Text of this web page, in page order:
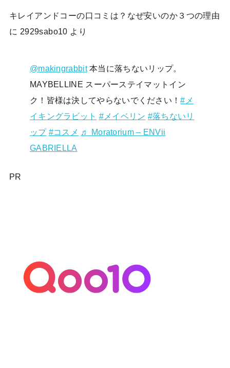
キレイアンドコーの口コミは？なぜ安いのか３つの理由
に 2929sabo10 より
@makingrabbit本当に落ちないリップ。
MAYBELLINE スーパーステイマットイン
ク！皆様は決してやらないでください！#メ
イキングラビット #メイベリン #落ちないリ
ップ #コスメ ♬ Moratorium – ENVii
GABRIELLA
PR